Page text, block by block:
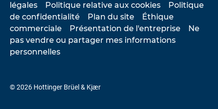
légales
Politique relative aux cookies
Politique
de confidentialité
Plan du site
Éthique
commerciale
Présentation de l'entreprise
Ne
pas vendre ou partager mes informations
personnelles
© 2026 Hottinger Brüel & Kjær